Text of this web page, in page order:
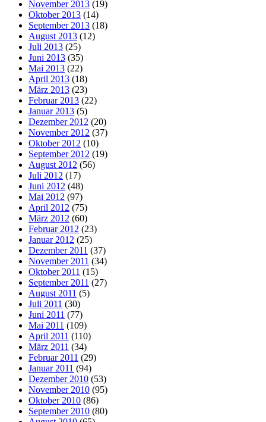
November 2013 (19)
Oktober 2013 (14)
September 2013 (18)
August 2013 (12)
Juli 2013 (25)
Juni 2013 (35)
Mai 2013 (22)
April 2013 (18)
März 2013 (23)
Februar 2013 (22)
Januar 2013 (5)
Dezember 2012 (20)
November 2012 (37)
Oktober 2012 (10)
September 2012 (19)
August 2012 (56)
Juli 2012 (17)
Juni 2012 (48)
Mai 2012 (97)
April 2012 (75)
März 2012 (60)
Februar 2012 (23)
Januar 2012 (25)
Dezember 2011 (37)
November 2011 (34)
Oktober 2011 (15)
September 2011 (27)
August 2011 (5)
Juli 2011 (30)
Juni 2011 (77)
Mai 2011 (109)
April 2011 (110)
März 2011 (34)
Februar 2011 (29)
Januar 2011 (94)
Dezember 2010 (53)
November 2010 (95)
Oktober 2010 (86)
September 2010 (80)